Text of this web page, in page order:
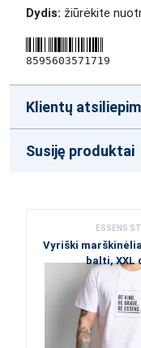
Dydis: žiūrėkite
8595603571719
Klientų
Susiję produktai
ESSENS
Vyriški
balti, XXL